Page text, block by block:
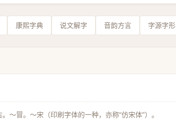
康熙字典 说文解字 音韵方言 字源字形
～冒。～宋（印刷字体的一种，亦称“仿宋体”）。